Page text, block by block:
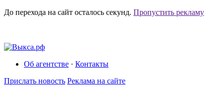
До перехода на сайт осталось секунд. Пропустить рекламу
Об агентстве · Контакты
Прислать новость Реклама на сайте